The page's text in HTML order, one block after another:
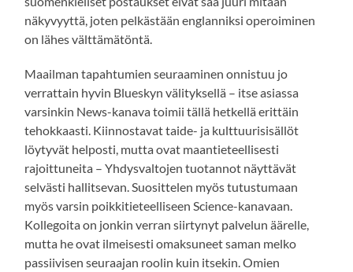
näkyvyyttä, joten pelkästään englanniksi operoiminen
on lähes välttämätöntä.
Maailman tapahtumien seuraaminen onnistuu jo
verrattain hyvin Blueskyn välityksellä – itse asiassa
varsinkin News-kanava toimii tällä hetkellä erittäin
tehokkaasti. Kiinnostavat taide- ja kulttuurisisällöt
löytyvät helposti, mutta ovat maantieteellisesti
rajoittuneita – Yhdysvaltojen tuotannot näyttävät
selvästi hallitsevan. Suosittelen myös tutustumaan
myös varsin poikkitieteelliseen Science-kanavaan.
Kollegoita on jonkin verran siirtynyt palvelun äärelle,
mutta he ovat ilmeisesti omaksuneet saman melko
passiivisen seuraajan roolin kuin itsekin. Omien